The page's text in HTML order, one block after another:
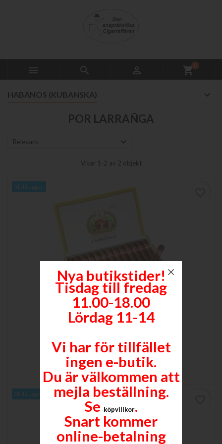
   shopping_cart
HABANOS (KUBANSKA)
POR LARRAÑGA
Relevans 
Visar 1-2 av 2 objekt
Slut i Lager
PICADORES
Pris
3 918,00 kr
 Lägg till i varukorgen
Slut i Lager
Nya butikstider!
Tisdag till fredag
11.00-18.00
Lördag 11-14
Vi har för tillfället
ingen e-butik.
Du är välkommen att
mejla beställning.
Se köpvillkor.
Snart kommer
online-betalning